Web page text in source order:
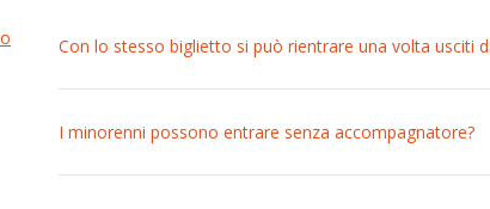
Con lo stesso biglietto si può rientrare una volta usciti
similari non è consentito il rientro.
I minorenni possono entrare senza accompagnatore?